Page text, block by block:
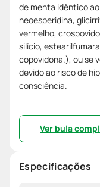
de menta idêntico
neoesperidina,
vermelho,
silício,
copovidona.), ou se
devido ao risco de
consciência.
Ver bula
Especificações